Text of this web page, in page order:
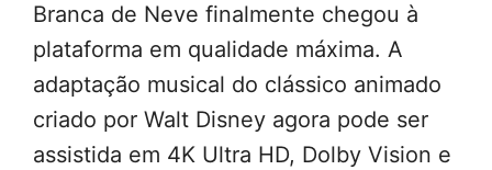
Branca de Neve finalmente chegou à
plataforma em qualidade máxima. A
adaptação musical do clássico animado
criado por Walt Disney agora pode ser
assistida em 4K Ultra HD, Dolby Vision e